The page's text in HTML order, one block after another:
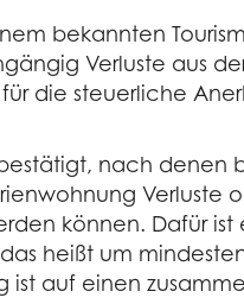
bekannten
Verluste aus
die steuerliche
nach denen
Verluste
können. Dafür ist
heißt um
auf einen